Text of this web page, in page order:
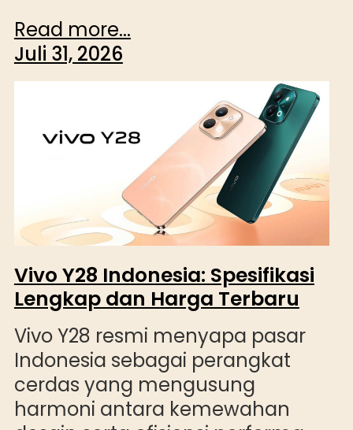
Read more...
Juli 31, 2026
Vivo Y28 Indonesia: Spesifikasi
Lengkap dan Harga Terbaru
Vivo Y28 resmi menyapa pasar
Indonesia sebagai perangkat
cerdas yang mengusung
harmoni antara kemewahan